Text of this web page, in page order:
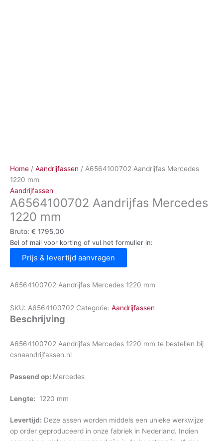
Home / Aandrijfassen / A6564100702 Aandrijfas Mercedes
1220 mm
Aandrijfassen
A6564100702 Aandrijfas Mercedes
1220 mm
Bruto: € 1795,00
Bel of mail voor korting of vul het formulier in:
Prijs & levertijd aanvragen
A6564100702 Aandrijfas Mercedes 1220 mm
SKU: A6564100702 Categorie: Aandrijfassen
Beschrijving
A6564100702 Aandrijfas Mercedes 1220 mm te bestellen bij
csnaandrijfassen.nl
Passend op: Mercedes
Lengte: 1220 mm
Levertijd: Deze assen worden middels een unieke werkwijze
op order geproduceerd in onze fabriek in Nederland. Indien